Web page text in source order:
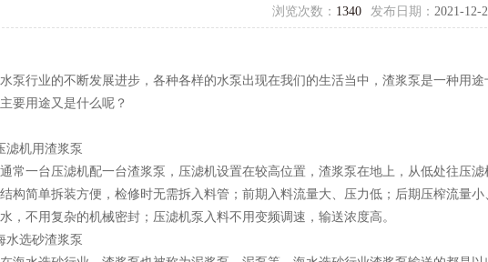
浏览次数： 1340 发布日期： 2021-12-
泵行业的不断发展进步，各种各样的水泵出现在我们的生活当中，渣浆泵是一种用
要用途又是什么呢？
滤机用渣浆泵
一台压滤机配一台渣浆泵，压滤机设置在较高位置，渣浆泵在地上，从低处往压滤
构简单拆装方便，检修时无需拆入料管；前期入料流量大、压力低；后期压榨流量
，不用复杂的机械密封；压滤机泵入料不用变频调速，输送浓度高。
水选砂渣浆泵